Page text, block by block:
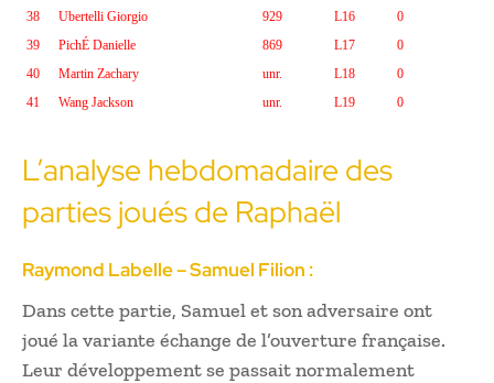
38
Ubertelli Giorgio 929 L16
0
39
PichÉ Danielle 869 L17
0
40
Martin Zachary unr. L18
0
41
Wang Jackson unr. L19 0
L’analyse hebdomadaire des
parties joués de Raphaël
Raymond Labelle – Samuel Filion :
Dans cette partie, Samuel et son adversaire ont
joué la variante échange de l’ouverture française.
Leur développement se passait normalement